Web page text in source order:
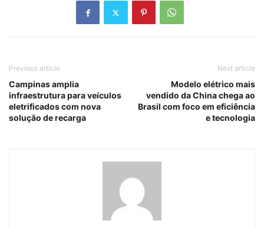
Previous article
Campinas amplia
infraestrutura para veículos
eletrificados com nova
solução de recarga
Next article
Modelo elétrico mais
vendido da China chega ao
Brasil com foco em eficiência
e tecnologia